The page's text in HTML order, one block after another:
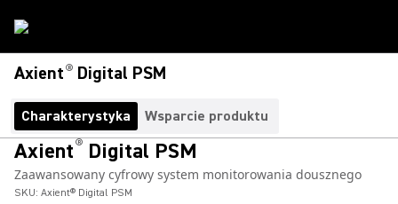
Axient® Digital PSM
Charakterystyka Wsparcie produktu
Axient® Digital PSM
Zaawansowany cyfrowy system monitorowania dousznego
SKU: Axient® Digital PSM